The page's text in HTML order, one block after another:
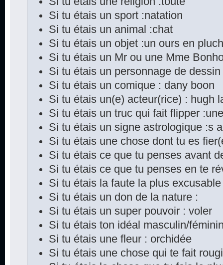
Si tu étais un sport :natation
Si tu étais un animal :chat
Si tu étais un objet :un ours en
Si tu étais un Mr ou une Mme
Si tu étais un personnage de
Si tu étais un comique : dany boon
Si tu étais un(e) acteur(rice) : hugh
Si tu étais un truc qui fait flipper
Si tu étais un signe astrologique :s
Si tu étais une chose dont tu es
Si tu étais ce que tu penses avant
Si tu étais ce que tu penses en te
Si tu étais la faute la plus
Si tu étais un don de la nature :
Si tu étais un super pouvoir : voler
Si tu étais ton idéal masculin/
Si tu étais une fleur : orchidée
Si tu étais une chose qui te fait